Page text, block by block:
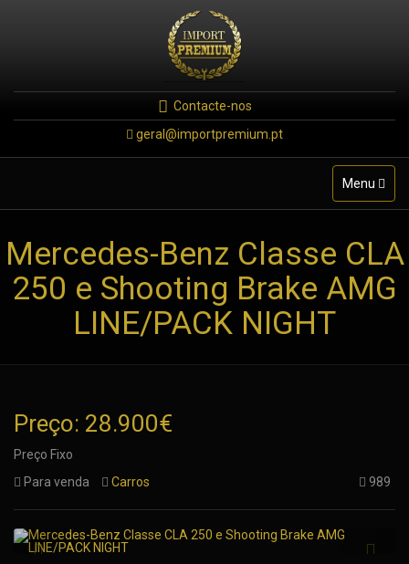
Contacte-nos
geral@importpremium.pt
Toggle
navigation
Menu
Mercedes-Benz Classe CLA
250 e Shooting Brake AMG
LINE/PACK NIGHT
Preço: 28.900€
Preço Fixo
Para venda
Carros 989